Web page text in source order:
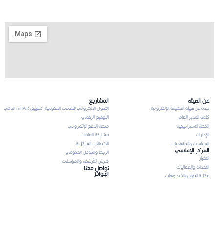
عن الهيئة
نبذة عن هيئة الحكومة الإلكترونية
كلمة المدير العام
الخطة الاستراتيجية
الإدارات
السياسات والمنهجيات
المركز الإعلامي
الأخبار
الأحداث والفعاليات
مكتبة الصور والفيديوهات
المشاريع
التحول الإلكتروني للخدمات الحكومية تطبيق mRAK الذكي
التوقيع الرقمي
منصة الدفع الإلكتروني
مشاركة الملفات
الاتصالات المركزية
الربط والتكامل الحكومي
طرش للأرشفة والمراسلات
تواصل معنا
الجوائز